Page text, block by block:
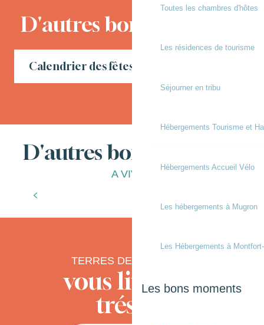
Toutes les chambres d'hôtes
Les résidences de tourisme
Séjourner en tribu
Hébergements Tourisme et
Hébergements Accueil Vélo
Les hébergements à Mugron
Les Hébergements à
Les bons moments
D'autres bons moments
Calendrier des fêtes locales en Chalosse
D'autres bonnes choses
A VIVRE
Automne Gourmand
TERRES DE CHALOSSE
vous livre ses
trésors